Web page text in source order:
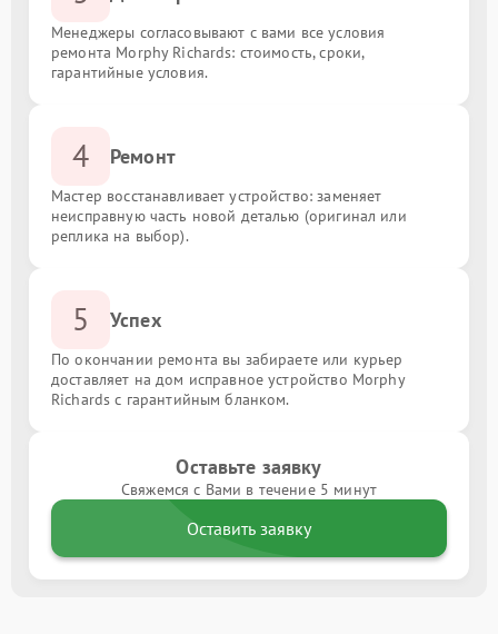
Менеджеры согласовывают с вами все условия
ремонта Morphy Richards: стоимость, сроки,
гарантийные условия.
4 Ремонт
Мастер восстанавливает устройство: заменяет
неисправную часть новой деталью (оригинал или
реплика на выбор).
5 Успех
По окончании ремонта вы забираете или курьер
доставляет на дом исправное устройство Morphy
Richards с гарантийным бланком.
Оставьте заявку
Свяжемся с Вами в течение 5 минут
Оставить заявку